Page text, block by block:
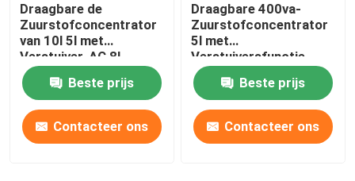
Elektroacupunctuurmachine
Draagbare de
Zuurstofconcentrator
van 10l 5l met
Verstuiver, AC 8l
Zuurstofconcentrator
Beste prijs
Contacteer ons
Draagbare 400va-
Zuurstofconcentrator
5l met
Verstuiversfunctie,
50hz-
Zuurstofconcentrator
10 Liter 220v
Beste prijs
Contacteer ons